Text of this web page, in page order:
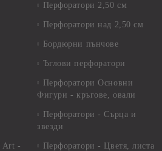
Art -
Перфоратори 2,50 см
Перфоратори над 2,50 см
Бордюрни пънчове
Ъглови перфоратори
Перфоратори Основни
Фигури - кръгове, овали
Перфоратори - Сърца и
звезди
Перфоратори - Цветя, листа